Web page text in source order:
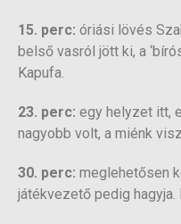
15. perc: óriási lövés
belső vasról jött ki, a
Kapufa.
23. perc: egy helyzet itt,
nagyobb volt, a miénk
30. perc: meglehetősen
játékvezető pedig